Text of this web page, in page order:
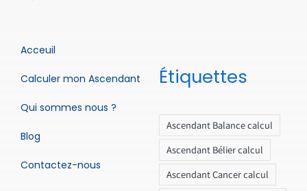
Acceuil
Calculer mon Ascendant
Qui sommes nous ?
Blog
Contactez-nous
Étiquettes
Ascendant Balance calcul
Ascendant Bélier calcul
Ascendant Cancer calcul